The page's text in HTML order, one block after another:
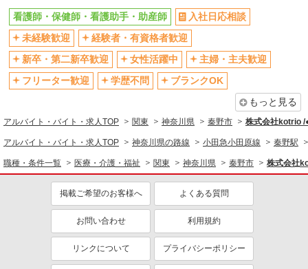
社会保険あり
産休・育休取得実績あり
退職金・財形貯蓄制度あり
各種手当（家族・役職・インセン
ティブなど）あり
制服貸与
研修制度あり
資格取得支援制度あり
医療・介護・福祉
看護師・保健師・看護助手・助産師
同じ特徴から求人を探す
ミドル（40代～）活躍中
ボーナス・賞与あり
車通勤OK
交通費支給
社会保険あり
産休・育休取得実績あり
看護師・保健師・看護助手・助産師
入社日応相談
未経験歓迎
経験者・有資格者歓迎
新卒・第二新卒歓迎
女性活躍中
主婦・主夫歓迎
フリーター歓迎
学歴不問
ブランクOK
もっと見る
アルバイト・バイト・求人TOP 関東 神奈川県 秦野市 株式会社kotrio /
アルバイト・バイト・求人TOP 神奈川県の路線 小田急小田原線 秦野駅
職種・条件一覧 医療・介護・福祉 関東 神奈川県 秦野市 株式会社
掲載ご希望のお客様へ よくある質問
お問い合わせ 利用規約
リンクについて プライバシーポリシー